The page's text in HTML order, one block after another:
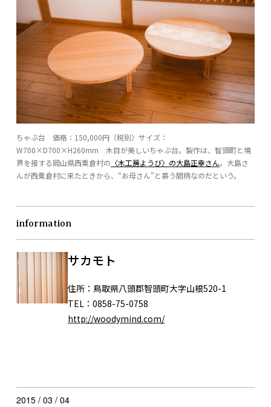
ちゃぶ台 価格：150,000円（税別）サイズ：
W700×D700×H260mm 木目が美しいちゃぶ台。製作は、智頭町と境
界を接する岡山県西粟倉村の 〈木工房ようび〉の大島正幸さん。大島さ
んが西粟倉村に来たときから、“お母さん”と慕う間柄なのだという。
information
サカモト
住所： 鳥取県八頭郡智頭町大字山根520-1
TEL： 0858-75-0758
http://woodymind.com/
2015 / 03 / 04